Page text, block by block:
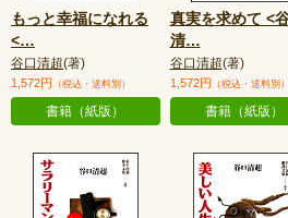
もっと幸福になれる
<…
谷口清超(著)
1,572円 （税込・送料別）
書籍（紙版）
真実を求めて <
清…
谷口清超(著)
1,572円 （税込・送料別）
書籍（紙版）